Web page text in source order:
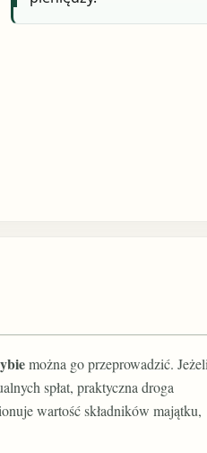
można go przeprowadzić.
spłat, praktyczna droga
wartość składników majątku,